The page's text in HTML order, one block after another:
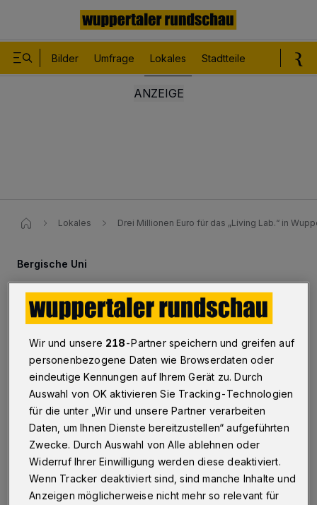
Bilder Umfrage Lokales Stadtteile
Lokales Drei Millionen Euro für das „Living Lab.“ in
Bergische Uni
Drei Millionen Euro für das
„Living Lab.“ in Wuppertal
Wuppertal· In Wuppertal fällt am Mittwoch (5. Mai
2021) der offizielle Startschuss für das „Living Lab.
NRW“. Prof. Dr. Andreas Pinkwart (Minister für
Wirtschaft, Innovation, Digitalisierung und Energie des
Landes NRW) überreicht dem Projektteam der
Bergischen Universität den Förderbescheid am Campus
Haspel.
01.05.2021 , 15:00 Uhr Eine Minute Lesezeit
Wir und unsere 218-Partner speichern und greifen auf
personenbezogene Daten wie Browserdaten oder
eindeutige Kennungen auf Ihrem Gerät zu. Durch
Auswahl von OK aktivieren Sie Tracking-Technologien
für die unter „Wir und unsere Partner verarbeiten
Daten, um Ihnen Dienste bereitzustellen“ aufgeführten
Zwecke. Durch Auswahl von Alle ablehnen oder
Widerruf Ihrer Einwilligung werden diese deaktiviert.
Wenn Tracker deaktiviert sind, sind manche Inhalte und
Anzeigen möglicherweise nicht mehr so relevant für